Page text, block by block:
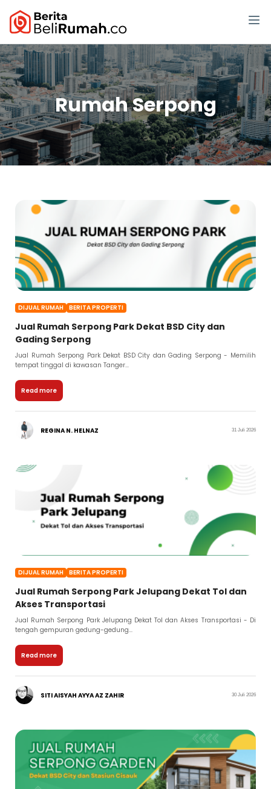
Rumah Serpong
DIJUAL RUMAH BERITA PROPERTI
Jual Rumah Serpong Park Dekat BSD City dan
Gading Serpong
Jual Rumah Serpong Park Dekat BSD City dan Gading Serpong - Memilih
tempat tinggal di kawasan Tanger...
Read more
REGINA N. HELNAZ 31 Juli 2026
DIJUAL RUMAH BERITA PROPERTI
Jual Rumah Serpong Park Jelupang Dekat Tol dan
Akses Transportasi
Jual Rumah Serpong Park Jelupang Dekat Tol dan Akses Transportasi - Di
tengah gempuran gedung-gedung...
Read more
SITI AISYAH AYYA AZ ZAHIR 30 Juli 2026